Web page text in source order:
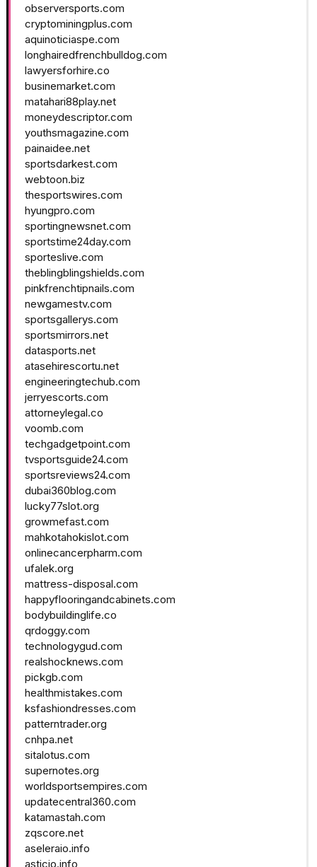
observersports.com
cryptominingplus.com
aquinoticiaspe.com
longhairedfrenchbulldog.com
lawyersforhire.co
businemarket.com
matahari88play.net
moneydescriptor.com
youthsmagazine.com
painaidee.net
sportsdarkest.com
webtoon.biz
thesportswires.com
hyungpro.com
sportingnewsnet.com
sportstime24day.com
sporteslive.com
theblingblingshields.com
pinkfrenchtipnails.com
newgamestv.com
sportsgallerys.com
sportsmirrors.net
datasports.net
atasehirescortu.net
engineeringtechub.com
jerryescorts.com
attorneylegal.co
voomb.com
techgadgetpoint.com
tvsportsguide24.com
sportsreviews24.com
dubai360blog.com
lucky77slot.org
growmefast.com
mahkotahokislot.com
onlinecancerpharm.com
ufalek.org
mattress-disposal.com
happyflooringandcabinets.com
bodybuildinglife.co
qrdoggy.com
technologygud.com
realshocknews.com
pickgb.com
healthmistakes.com
ksfashiondresses.com
patterntrader.org
cnhpa.net
sitalotus.com
supernotes.org
worldsportsempires.com
updatecentral360.com
katamastah.com
zqscore.net
aseleraio.info
asticio.info